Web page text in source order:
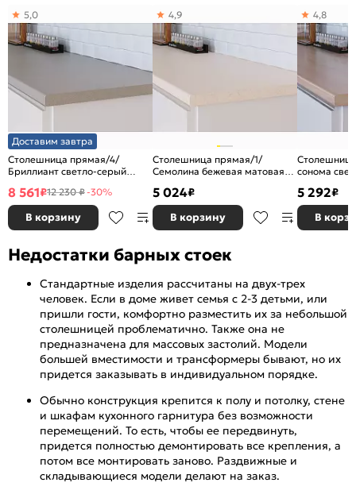
Доставим завтра
Столешница прямая/4/
Бриллиант светло-серый
(влагостойкая)R9
5,0
8 561₽12 230 ₽-30%
В корзину
Столешница прямая/1/
Семолина бежевая матовая
4,9
5 024₽
В корзину
сонома
4,8
5 292₽
В
Недостатки барных стоек
Стандартные изделия рассчитаны на двух-трех
человек. Если в доме живет семья с 2-3 детьми, или
пришли гости, комфортно разместить их за небольшой
столешницей проблематично. Также она не
предназначена для массовых застолий. Модели
большей вместимости и трансформеры бывают, но их
придется заказывать в индивидуальном порядке.
Обычно конструкция крепится к полу и потолку, стене
и шкафам кухонного гарнитура без возможности
перемещений. То есть, чтобы ее передвинуть,
придется полностью демонтировать все крепления, а
потом все монтировать заново. Раздвижные и
складывающиеся модели делают на заказ.